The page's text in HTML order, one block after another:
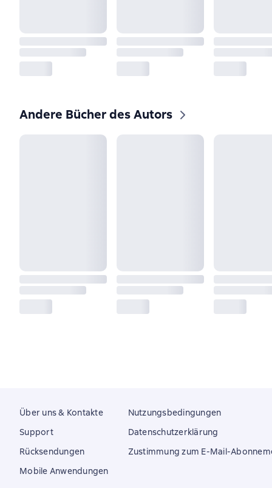
Andere Bücher des Autors
Über uns & Kontakte
Support
Rücksendungen
Mobile Anwendungen
Nutzungsbedingungen
Datenschutzerklärung
Zustimmung zum E-Mail-